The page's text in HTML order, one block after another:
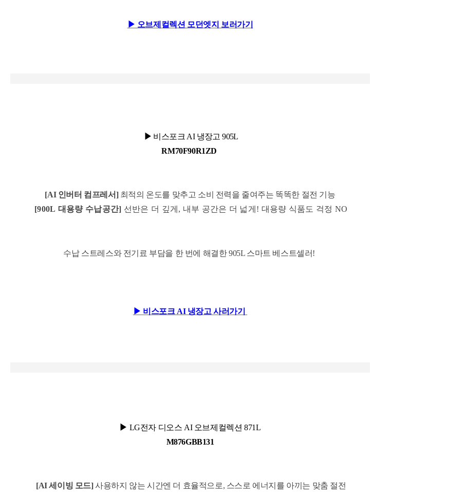
▶ 오브제컬렉션 모던엣지 보러가기
▶ 비스포크 AI 냉장고905L
RM70F90R1ZD
[AI 인버터 컴프레서] 최적의 온도를 맞추고 소비 전력을 줄여주는 똑똑한 절전 기능
[900L 대용량 수납공간] 선반은 더 깊게, 내부 공간은 더 넓게! 대용량 식품도 걱정 NO
수납 스트레스와 전기료 부담을 한 번에 해결한 905L 스마트 베스트셀러!
▶ 비스포크 AI 냉장고 사러가기
▶ LG전자 디오스 AI 오브제컬렉션 871L
M876GBB131
[AI 세이빙 모드] 사용하지 않는 시간엔 더 효율적으로, 스스로 에너지를 아끼는 맞춤 절전